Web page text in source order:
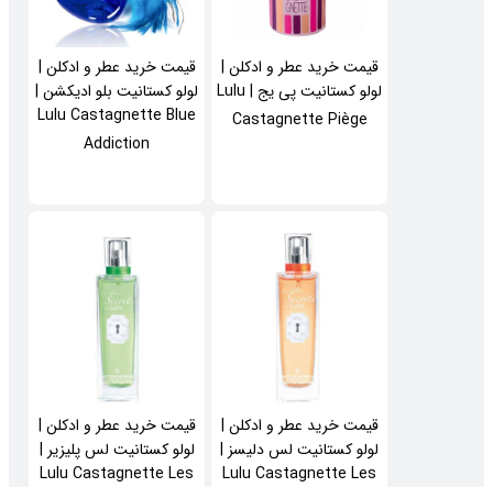
قیمت خرید عطر و ادکلن |
لولو کستانیت بلو ادیکشن |
Lulu Castagnette Blue
Addiction
قیمت خرید عطر و ادکلن |
لولو کستانیت پی یج | Lulu
Castagnette Piège
قیمت خرید عطر و ادکلن |
لولو کستانیت لس پلیزیر |
Lulu Castagnette Les
قیمت خرید عطر و ادکلن |
لولو کستانیت لس دلیسز |
Lulu Castagnette Les